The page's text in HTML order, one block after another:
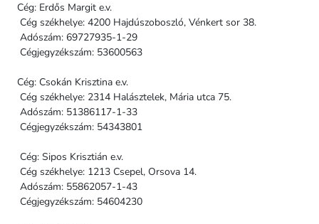
Cég: Erdős Margit e.v.
Cég székhelye: 4200 Hajdúszoboszló, Vénkert sor 38.
Adószám: 69727935-1-29
Cégjegyzékszám: 53600563
Cég: Csokán Krisztina e.v.
Cég székhelye: 2314 Halásztelek, Mária utca 75.
Adószám: 51386117-1-33
Cégjegyzékszám: 54343801
Cég: Sipos Krisztián e.v.
Cég székhelye: 1213 Csepel, Orsova 14.
Adószám: 55862057-1-43
Cégjegyzékszám: 54604230